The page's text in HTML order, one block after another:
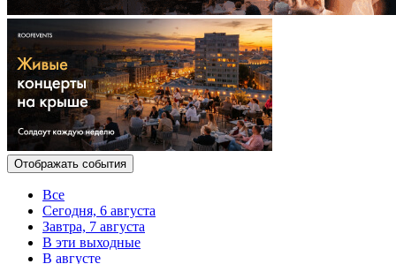
Отображать события
Все
Сегодня, 6 августа
Завтра, 7 августа
В эти выходные
В августе